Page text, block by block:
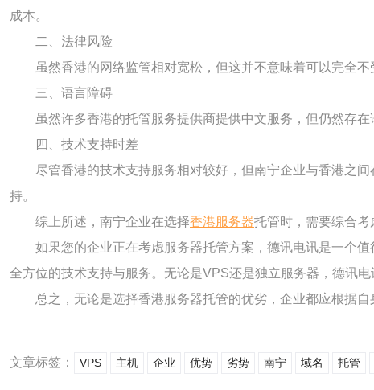
成本。
二、法律风险
虽然香港的网络监管相对宽松，但这并不意味着可以完全
三、语言障碍
虽然许多香港的托管服务提供商提供中文服务，但仍然存
四、技术支持时差
尽管香港的技术支持服务相对较好，但南宁企业与香港之
持。
综上所述，南宁企业在选择香港服务器托管时，需要综合考
如果您的企业正在考虑服务器托管方案，德讯电讯是一个
全方位的技术支持与服务。无论是VPS还是独立服务器，德讯
总之，无论是选择香港服务器托管的优劣，企业都应根据
文章标签： VPS 主机 企业 优势 劣势 南宁 域名 托管